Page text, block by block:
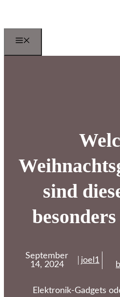
springen
sind
September
14, 2024
joel1
Elektronik-Gadgets